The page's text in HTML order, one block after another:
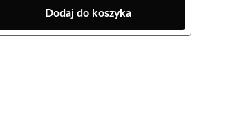
Dodaj do koszyka